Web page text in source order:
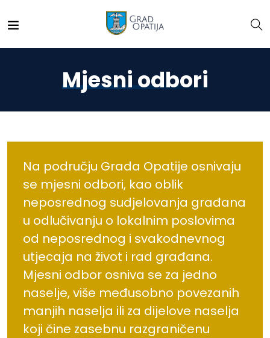
Mjesni odbori
Na području Grada Opatije osnivaju
se mjesni odbori, kao oblik
neposrednog sudjelovanja građana
u odlučivanju o lokalnim poslovima
od neposrednog i svakodnevnog
utjecaja na život i rad građana.
Mjesni odbor osniva se za jedno
naselje, više međusobno povezanih
manjih naselja ili za dijelove naselja
koji čine zasebnu razgraničenu